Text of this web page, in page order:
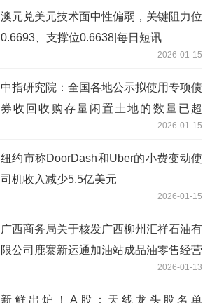
澳元兑美元技术面中性偏弱，关键阻力位
0.6693、支撑位0.6638|每日短讯
2026-01-15
中指研究院：全国各地公示拟使用专项债
券收回收购存量闲置土地的数量已超
2026-01-15
纽约市称DoorDash和Uber的小费变动使
司机收入减少5.5亿美元
2026-01-15
广西商务局关于核发广西柳州汇祥石油有
限公司鹿寨新运通加油站成品油零售经营
2026-01-13
新鲜出炉！A股：天线龙头股名单